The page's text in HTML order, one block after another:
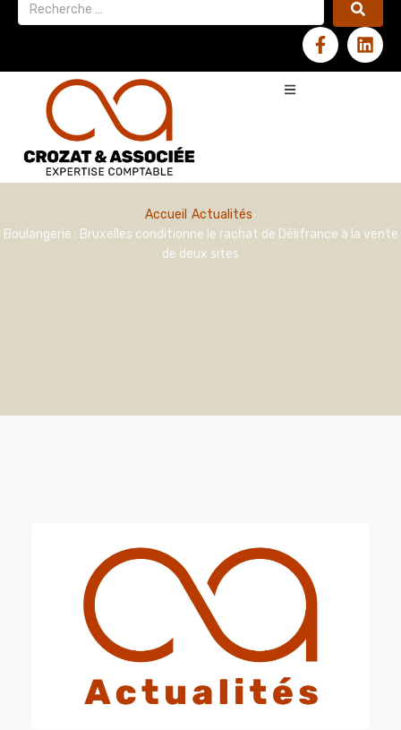
Accueil Actualités
Boulangerie : Bruxelles conditionne le rachat de Délifrance à la vente
de deux sites